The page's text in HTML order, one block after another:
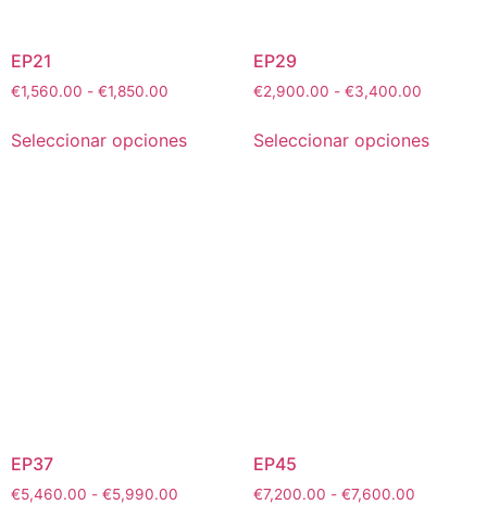
EP21
€1,560.00 - €1,850.00
Seleccionar opciones
EP29
€2,900.00 - €3,400.00
Seleccionar opciones
EP37
€5,460.00 - €5,990.00
EP45
€7,200.00 - €7,600.00